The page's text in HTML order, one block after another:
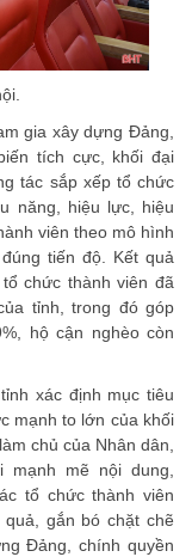
gia xây dựng Đảng,
tích cực, khối đại
tác sắp xếp tổ chức
năng, hiệu lực, hiệu
viên theo mô hình
tiến độ. Kết quả
chức thành viên đã
tỉnh, trong đó góp
hộ cận nghèo còn
xác định mục tiêu
mạnh to lớn của khối
chủ của Nhân dân,
mạnh mẽ nội dung,
tổ chức thành viên
gắn bó chặt chẽ
Đảng, chính quyền